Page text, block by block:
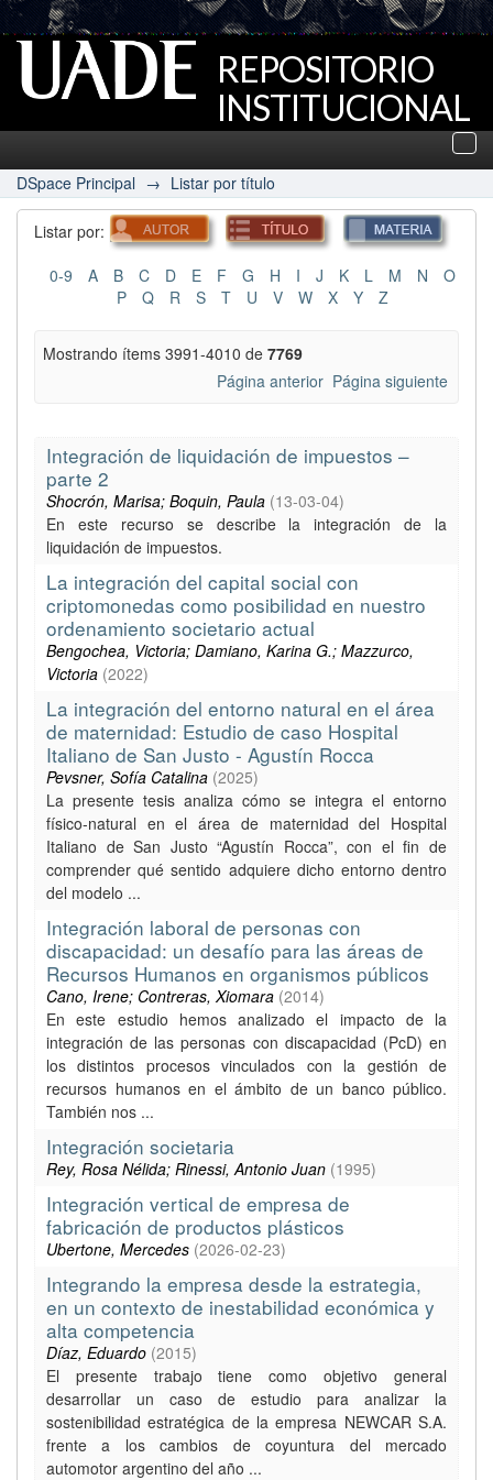
REPOSITORIO
INSTITUCIONAL
UADE
DSpace Principal → Listar por título
Listar por:
0-9 A B C D E F G H I J K L M N
O
P
Q R S T U V W X Y Z
Mostrando ítems 3991-4010 de 7769
Página anterior Página siguiente
Integración de liquidación de impuestos –
parte 2
Shocrón, Marisa; Boquin, Paula (13-03-04)
En este recurso se describe la integración de la
liquidación de impuestos.
La integración del capital social con
criptomonedas como posibilidad en nuestro
ordenamiento societario actual
Bengochea, Victoria; Damiano, Karina G.; Mazzurco,
Victoria (2022)
La integración del entorno natural en el área
de maternidad: Estudio de caso Hospital
Italiano de San Justo - Agustín Rocca
Pevsner, Sofía Catalina (2025)
La presente tesis analiza cómo se integra el entorno
físico-natural en el área de maternidad del Hospital
Italiano de San Justo “Agustín Rocca”, con el fin de
comprender qué sentido adquiere dicho entorno dentro
del modelo ...
Integración laboral de personas con
discapacidad: un desafío para las áreas de
Recursos Humanos en organismos públicos
Cano, Irene; Contreras, Xiomara (2014)
En este estudio hemos analizado el impacto de la
integración de las personas con discapacidad (PcD) en
los distintos procesos vinculados con la gestión de
recursos humanos en el ámbito de un banco público.
También nos ...
Integración societaria
Rey, Rosa Nélida; Rinessi, Antonio Juan (1995)
Integración vertical de empresa de
fabricación de productos plásticos
Ubertone, Mercedes (2026-02-23)
Integrando la empresa desde la estrategia,
en un contexto de inestabilidad económica y
alta competencia
Díaz, Eduardo (2015)
El presente trabajo tiene como objetivo general
desarrollar un caso de estudio para analizar la
sostenibilidad estratégica de la empresa NEWCAR S.A.
frente a los cambios de coyuntura del mercado
automotor argentino del año ...